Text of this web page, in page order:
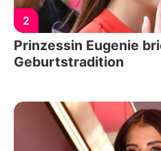
2
Prinzessin Eugenie
Geburtstradition